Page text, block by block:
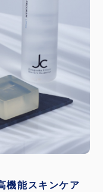
機能スキンケア